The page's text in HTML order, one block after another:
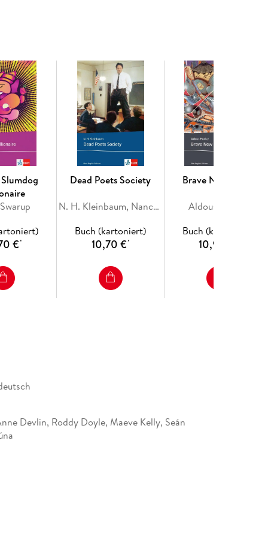
€*
Dead Poets Society
N. H. Kleinbaum, Nancy H. Kleinbaum
Buch (kartoniert)
10,70 €*
Brave New World
Aldous Huxley
Buch (kartoniert)
10,90 €
Devlin, Roddy Doyle, Maeve Kelly, Seán